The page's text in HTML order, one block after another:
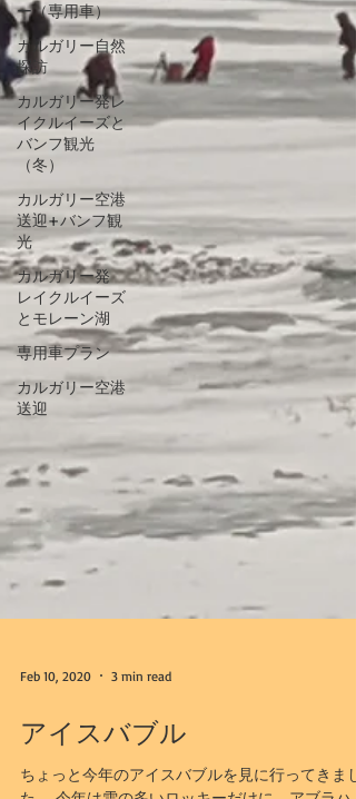
ー（専用車）
カルガリー自然
探訪
カルガリー発レ
イクルイーズと
バンフ観光
（冬）
カルガリー空港
送迎+バンフ観
光
カルガリー発
レイクルイーズ
とモレーン湖
専用車プラン
カルガリー空港
送迎
アイスバブル